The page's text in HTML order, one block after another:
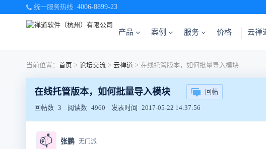
统一服务热线 4006-8899-23
产品 案例 服务 价格 云禅
当前位置： 首页 > 论坛交流 > 云禅道 > 在线托管版本，如何批量导入模块
在线托管版本，如何批量导入模块 回帖
回帖数 3 阅读数 4960 发表时间 2017-05-22 14:37:56
📫 张鹏 无门派